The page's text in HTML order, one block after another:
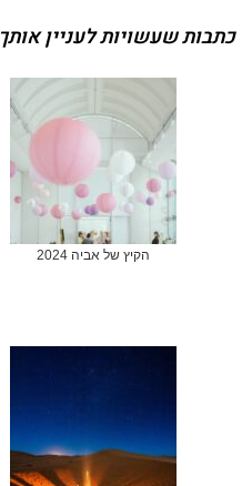
כתבות שעשויות לעניין אותך
הקיץ של אביה 2024